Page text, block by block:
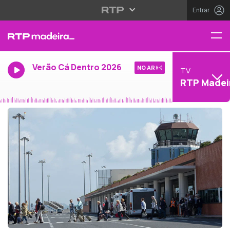
Entrar
Verão Cá Dentro 2026 NO AR TV
RTP